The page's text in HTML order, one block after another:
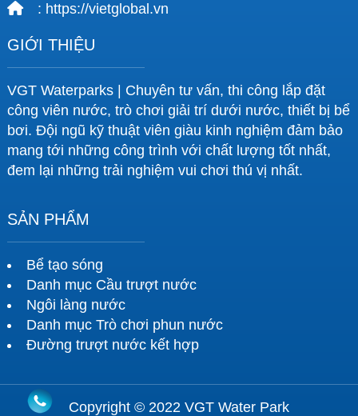
: https://vietglobal.vn
GIỚI THIỆU
VGT Waterparks | Chuyên tư vấn, thi công lắp đặt
công viên nước, trò chơi giải trí dưới nước, thiết bị bể
bơi. Đội ngũ kỹ thuật viên giàu kinh nghiệm đảm bảo
mang tới những công trình với chất lượng tốt nhất,
đem lại những trải nghiệm vui chơi thú vị nhất.
SẢN PHẨM
Bể tạo sóng
Danh mục Cầu trượt nước
Ngôi làng nước
Danh mục Trò chơi phun nước
Đường trượt nước kết hợp
Copyright © 2022 VGT Water Park